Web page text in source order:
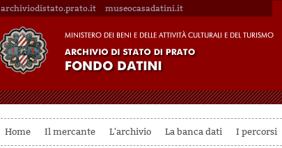
archiviodistato.prato.it museocasadatini.it
Home Il mercante L'archivio La banca dati I percorsi